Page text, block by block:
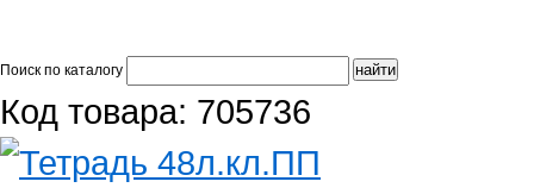
Поиск по каталогу
Код товара: 705736